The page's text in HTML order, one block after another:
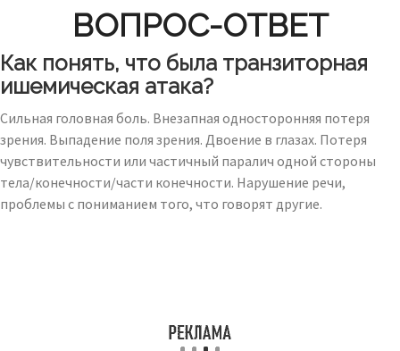
ВОПРОС-ОТВЕТ
Как понять, что была транзиторная
ишемическая атака?
Сильная головная боль. Внезапная односторонняя потеря
зрения. Выпадение поля зрения. Двоение в глазах. Потеря
чувствительности или частичный паралич одной стороны
тела/конечности/части конечности. Нарушение речи,
проблемы с пониманием того, что говорят другие.